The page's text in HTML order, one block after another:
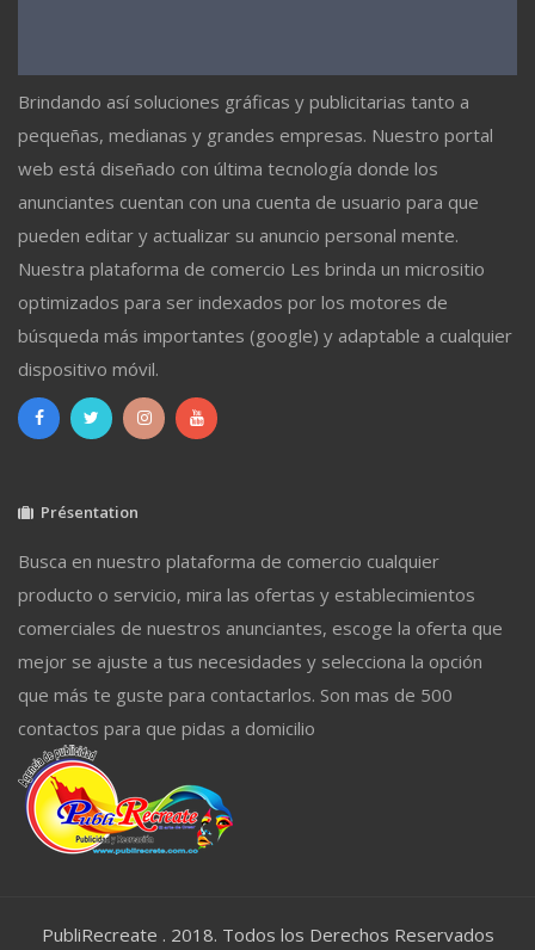
Brindando así soluciones gráficas y publicitarias tanto a
pequeñas, medianas y grandes empresas. Nuestro portal
web está diseñado con última tecnología donde los
anunciantes cuentan con una cuenta de usuario para que
pueden editar y actualizar su anuncio personal mente.
Nuestra plataforma de comercio Les brinda un micrositio
optimizados para ser indexados por los motores de
búsqueda más importantes (google) y adaptable a cualquier
dispositivo móvil.
Présentation
Busca en nuestro plataforma de comercio cualquier
producto o servicio, mira las ofertas y establecimientos
comerciales de nuestros anunciantes, escoge la oferta que
mejor se ajuste a tus necesidades y selecciona la opción
que más te guste para contactarlos. Son mas de 500
contactos para que pidas a domicilio
PubliRecreate . 2018. Todos los Derechos Reservados